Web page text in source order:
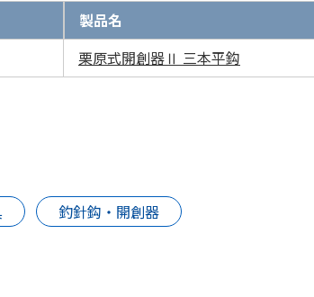
製品名
栗原式開創器Ⅱ 三本平鈎
釣針鈎・開創器